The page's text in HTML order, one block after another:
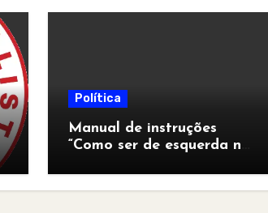
Política
Manual de instruções
“Como ser de esquerda no